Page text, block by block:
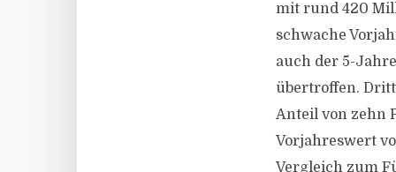
mit rund 420
schwache
auch der 5-
übertroffen.
Anteil von zehn
Vorjahreswert
Vergleich zum